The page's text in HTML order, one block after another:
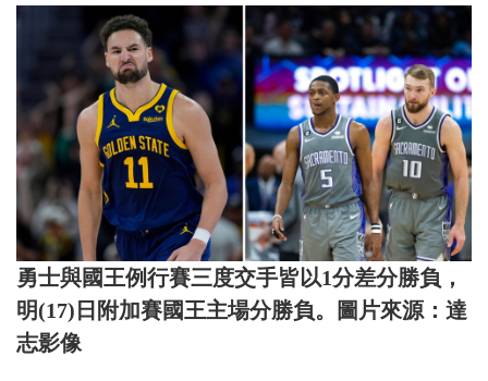
勇士與國王例行賽三度交手皆以1分差分勝負，
明(17)日附加賽國王主場分勝負。圖片來源：達
志影像